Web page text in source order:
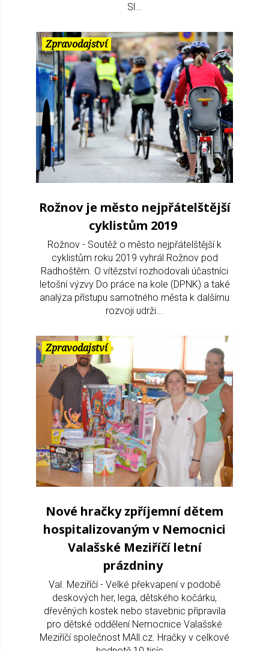
Sl...
Zpravodajství
Rožnov je město nejpřátelštější
cyklistům 2019
Rožnov - Soutěž o město nejpřátelštější k
cyklistům roku 2019 vyhrál Rožnov pod
Radhoštěm. O vítězství rozhodovali účastníci
letošní výzvy Do práce na kole (DPNK) a také
analýza přístupu samotného města k dalšímu
rozvoji udrži...
Zpravodajství
Nové hračky zpříjemní dětem
hospitalizovaným v Nemocnici
Valašské Meziříčí letní
prázdniny
Val. Meziříčí - Velké překvapení v podobě
deskových her, lega, dětského kočárku,
dřevěných kostek nebo stavebnic připravila
pro dětské oddělení Nemocnice Valašské
Meziříčí společnost MAll.cz. Hračky v celkové